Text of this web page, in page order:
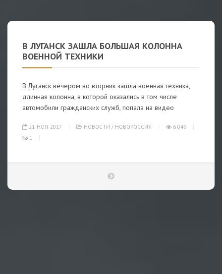
В ЛУГАНСК ЗАШЛА БОЛЬШАЯ КОЛОННА
ВОЕННОЙ ТЕХНИКИ
В Луганск вечером во вторник зашла военная техника,
длинная колонна, в которой оказались в том числе
автомобили гражданских служб, попала на видео
21-НОЯ-2017 НОВОСТИ / НОВОРОССИЯ
6 049
1